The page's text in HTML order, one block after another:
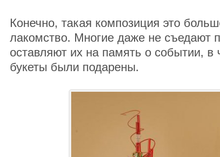
Конечно, такая композиция это
лакомство. Многие даже не съедают
оставляют их на память о событии, в
букеты были подарены.